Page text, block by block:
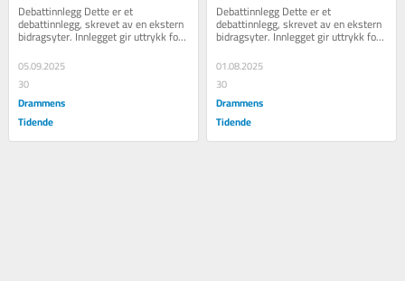
Debattinnlegg Dette er et
debattinnlegg, skrevet av en ekstern
bidragsyter. Innlegget gir uttrykk for
skribentens holdninger. Vi får ikke
være...
05.09.2025
30
Drammens
Tidende
Debattinnlegg Dette er et
debattinnlegg, skrevet av en ekstern
bidragsyter. Innlegget gir uttrykk for
skribentens holdninger. Skikkelig
synd at...
01.08.2025
30
Drammens
Tidende